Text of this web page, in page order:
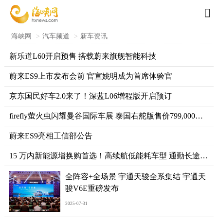

海峡网 > 汽车频道 > 新车资讯
新乐道L60开启预售 搭载蔚来旗舰智能科技
蔚来ES9上市发布会前 官宣姚明成为首席体验官
京东国民好车2.0来了！深蓝L06增程版开启预订
firefly萤火虫闪耀曼谷国际车展 泰国右舵版售价799,000泰铢 全球化拓展再提速
蔚来ES9亮相工信部公告
15 万内新能源增换购首选！高续航低能耗车型 通勤长途无焦虑
全阵容+全场景 宇通天骏全系集结 宇通天
骏V6E重磅发布
2025-07-31